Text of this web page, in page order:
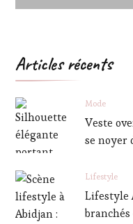
Articles récents
Mode
Veste
se noyer
Lifestyle
Lifestyle